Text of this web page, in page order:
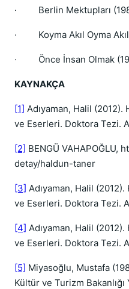
· Berlin Mektupları
· Koyma Akıl Oyma
· Önce İnsan Olmak
KAYNAKÇA
[1] Adıyaman, Halil (2012).
ve Eserleri. Doktora Tezi.
[2] BENGÜ VAHAPOĞLU,
detay/haldun-taner
[3] Adıyaman, Halil (2012).
ve Eserleri. Doktora Tezi.
[4] Adıyaman, Halil (2012).
ve Eserleri. Doktora Tezi.
[5] Miyasoğlu, Mustafa
Kültür ve Turizm Bakanlığı